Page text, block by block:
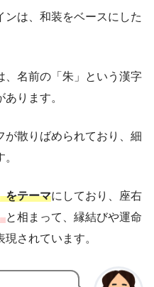
は、和装をベースにした
、名前の「朱」という漢字
ります。
が散りばめられており、細
をテーマにしており、座右
と相まって、縁結びや運命
されています。